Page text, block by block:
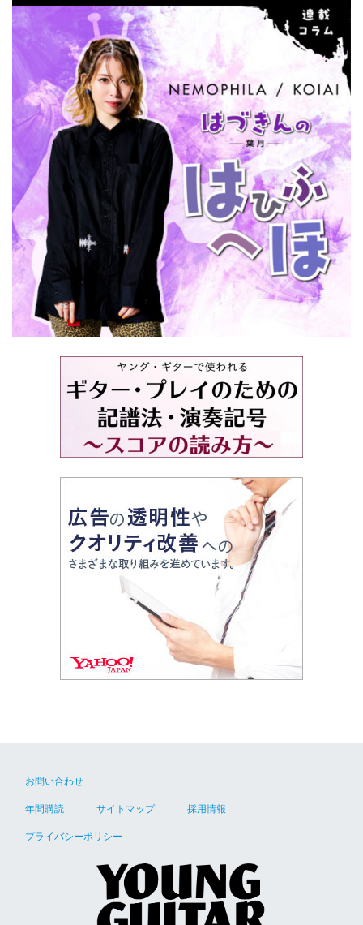
お問い合わせ
年間購読 サイトマップ 採用情報
プライバシーポリシー